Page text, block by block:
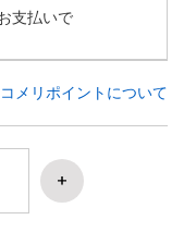
支払いで
コメリポイントについて